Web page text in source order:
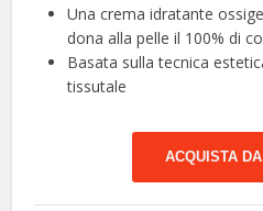
Una crema idratante
dona alla pelle il 100% di
Basata sulla tecnica
tissutale
ACQUISTA